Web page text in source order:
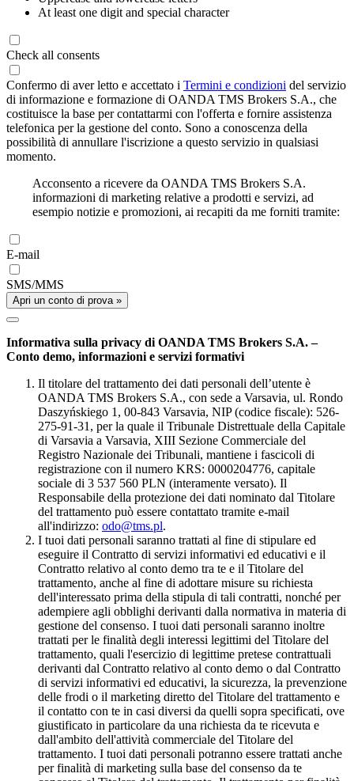
At least one digit and special character
Check all consents
Confermo di aver letto e accettato i Termini e condizioni del servizio
di informazione e formazione di OANDA TMS Brokers S.A., che
costituisce la base per contattarmi con l'offerta e fornire assistenza
telefonica per la gestione del conto. Sono a conoscenza della
possibilità di annullare l'iscrizione a questo servizio in qualsiasi
momento.
Acconsento a ricevere da OANDA TMS Brokers S.A.
informazioni di marketing relative a prodotti e servizi, ad
esempio notizie e promozioni, ai recapiti da me forniti tramite:
E-mail
SMS/MMS
Apri un conto di prova »
Informativa sulla privacy di OANDA TMS Brokers S.A. –
Conto demo, informazioni e servizi formativi
Il titolare del trattamento dei dati personali dell’utente è
OANDA TMS Brokers S.A., con sede a Varsavia, ul. Rondo
Daszyńskiego 1, 00-843 Varsavia, NIP (codice fiscale): 526-
275-91-31, per la quale il Tribunale Distrettuale della Capitale
di Varsavia a Varsavia, XIII Sezione Commerciale del
Registro Nazionale dei Tribunali, mantiene i fascicoli di
registrazione con il numero KRS: 0000204776, capitale
sociale di 3 537 560 PLN (interamente versato). Il
Responsabile della protezione dei dati nominato dal Titolare
del trattamento può essere contattato tramite e-mail
all'indirizzo: odo@tms.pl.
I tuoi dati personali saranno trattati al fine di stipulare ed
eseguire il Contratto di servizi informativi ed educativi e il
Contratto relativo al conto demo tra te e il Titolare del
trattamento, anche al fine di adottare misure su richiesta
dell'interessato prima della stipula di tali contratti, nonché per
adempiere agli obblighi derivanti dalla normativa in materia di
gestione del consenso. I tuoi dati personali saranno inoltre
trattati per le finalità degli interessi legittimi del Titolare del
trattamento, quali l'esercizio di legittime pretese contrattuali
derivanti dal Contratto relativo al conto demo o dal Contratto
di servizi informativi ed educativi, la sicurezza, la prevenzione
delle frodi o il marketing diretto del Titolare del trattamento e
il contatto con te in casi diversi da quelli sopra specificati, ove
giustificato in particolare da una richiesta da te ricevuta e
dall'ambito dell'attività commerciale del Titolare del
trattamento. I tuoi dati personali potranno essere trattati anche
per finalità di marketing sulla base del consenso da te